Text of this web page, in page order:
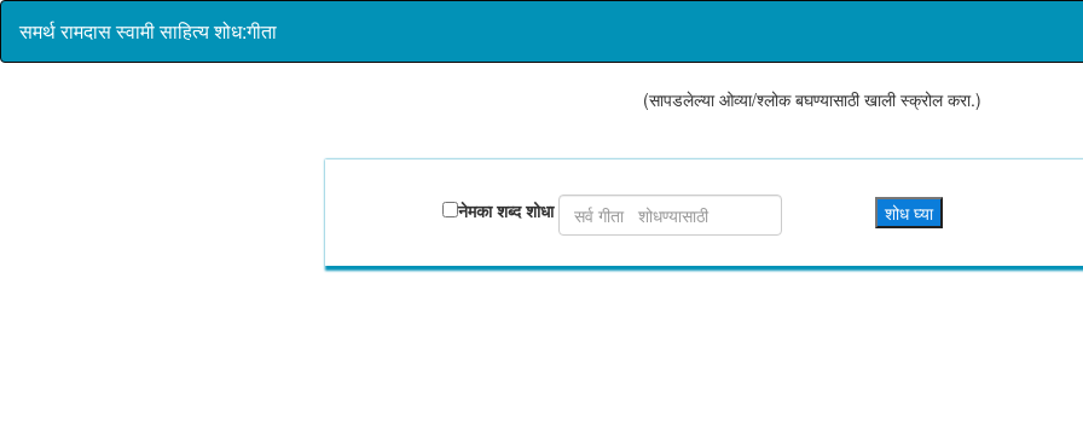
समर्थ रामदास स्वामी साहित्य शोध:गीता
(सापडलेल्या ओव्या/श्लोक बघण्यासाठी खाली स्क्रोल करा.)
नेमका शब्द शोधा शोध घ्या